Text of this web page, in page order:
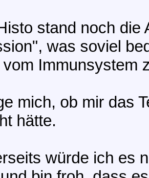
stand noch die
was soviel
Immunsystem
mich, ob mir das
hätte.
würde ich es